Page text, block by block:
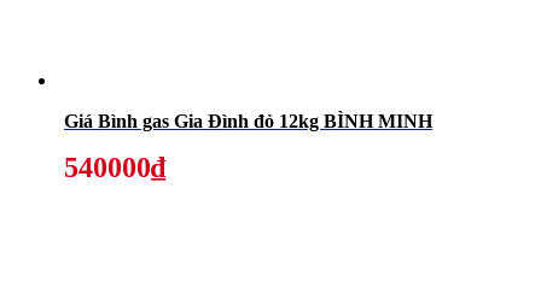
Giá Bình gas Gia Đình đỏ 12kg BÌNH MINH
540000₫